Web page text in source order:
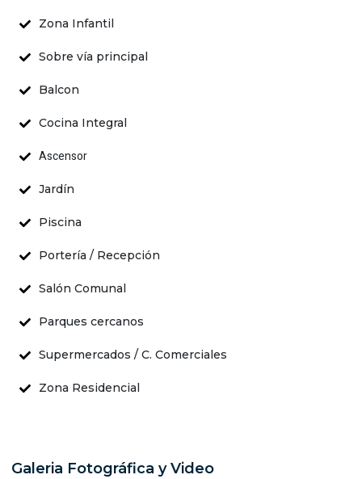
Zona Infantil
Sobre vía principal
Balcon
Cocina Integral
Ascensor
Jardín
Piscina
Portería / Recepción
Salón Comunal
Parques cercanos
Supermercados / C. Comerciales
Zona Residencial
Galeria Fotográfica y Video